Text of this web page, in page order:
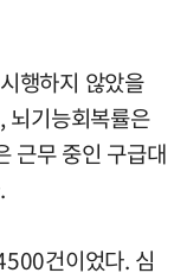
행하지 않았을
뇌기능회복률은
근무 중인 구급대
건이었다. 심